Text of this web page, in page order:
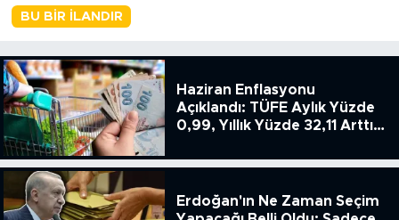
BU BIR İLANDIR
Haziran Enflasyonu
Açıklandı: TÜFE Aylık Yüzde
0,99, Yıllık Yüzde 32,11 Arttı,
51.49
Erdoğan'ın Ne Zaman Seçim